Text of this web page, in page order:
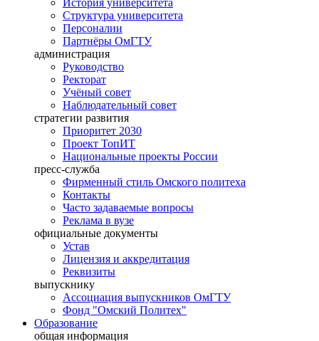
История университета
Структура университета
Персоналии
Партнёры ОмГТУ
администрация
Руководство
Ректорат
Учёный совет
Наблюдательный совет
стратегии развития
Приоритет 2030
Проект ТопИТ
Национальные проекты России
пресс-служба
Фирменный стиль Омского политеха
Контакты
Часто задаваемые вопросы
Реклама в вузе
официальные документы
Устав
Лицензия и аккредитация
Реквизиты
выпускнику
Ассоциация выпускников ОмГТУ
Фонд "Омский Политех"
Образование
общая информация